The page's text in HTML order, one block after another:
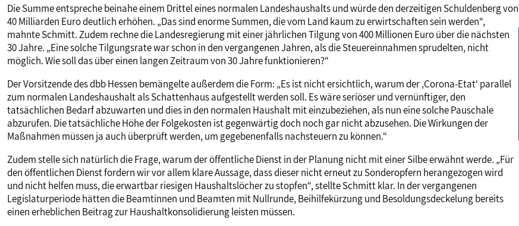
Die Summe entspreche beinahe einem Drittel eines normalen Landeshaushalts und würde den derzeitigen Schuldenberg von
40 Milliarden Euro deutlich erhöhen. „Das sind enorme Summen, die vom Land kaum zu erwirtschaften sein werden“,
mahnte Schmitt. Zudem rechne die Landesregierung mit einer jährlichen Tilgung von 400 Millionen Euro über die nächsten
30 Jahre. „Eine solche Tilgungsrate war schon in den vergangenen Jahren, als die Steuereinnahmen sprudelten, nicht
möglich. Wie soll das über einen langen Zeitraum von 30 Jahre funktionieren?“
Der Vorsitzende des dbb Hessen bemängelte außerdem die Form: „Es ist nicht ersichtlich, warum der ‚Corona-Etat‘ parallel
zum normalen Landeshaushalt als Schattenhaus aufgestellt werden soll. Es wäre seriöser und vernünftiger, den
tatsächlichen Bedarf abzuwarten und dies in den normalen Haushalt mit einzubeziehen, als nun eine solche Pauschale
abzurufen. Die tatsächliche Höhe der Folgekosten ist gegenwärtig doch noch gar nicht abzusehen. Die Wirkungen der
Maßnahmen müssen ja auch überprüft werden, um gegebenenfalls nachsteuern zu können.“
Zudem stelle sich natürlich die Frage, warum der öffentliche Dienst in der Planung nicht mit einer Silbe erwähnt werde. „Für
den öffentlichen Dienst fordern wir vor allem klare Aussage, dass dieser nicht erneut zu Sonderopfern herangezogen wird
und nicht helfen muss, die erwartbar riesigen Haushaltslöcher zu stopfen“, stellte Schmitt klar. In der vergangenen
Legislaturperiode hätten die Beamtinnen und Beamten mit Nullrunde, Beihilfekürzung und Besoldungsdeckelung bereits
einen erheblichen Beitrag zur Haushaltkonsolidierung leisten müssen.